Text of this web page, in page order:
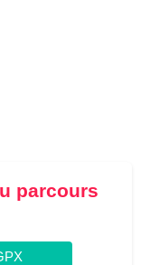
parcours